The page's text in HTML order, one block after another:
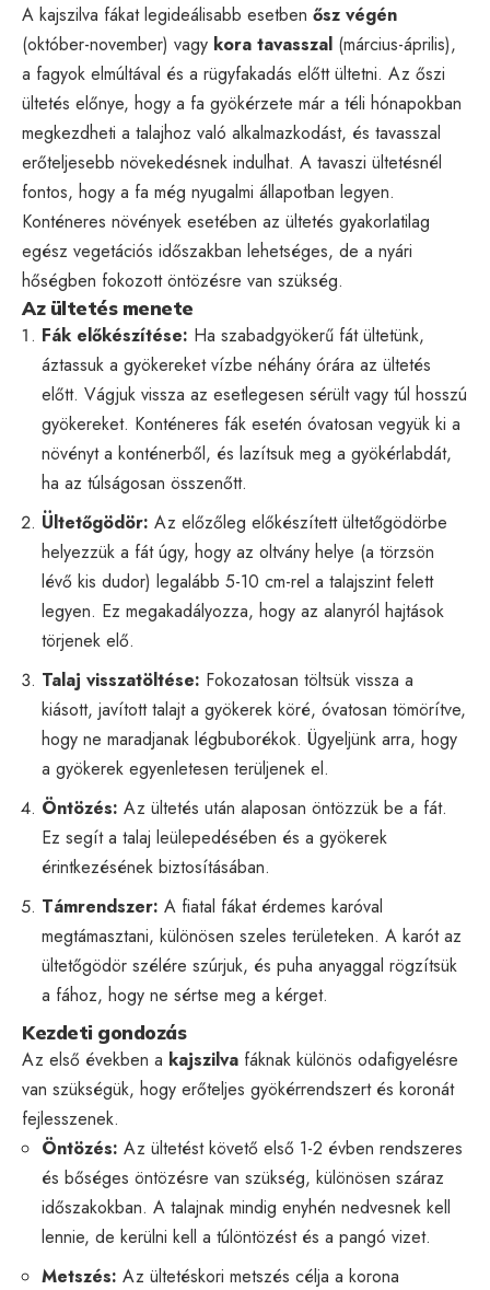
A kajszilva fákat legideálisabb esetben ősz végén
(október-november) vagy kora tavasszal (március-április),
a fagyok elmúltával és a rügyfakadás előtt ültetni. Az őszi
ültetés előnye, hogy a fa gyökérzete már a téli hónapokban
megkezdheti a talajhoz való alkalmazkodást, és tavasszal
erőteljesebb növekedésnek indulhat. A tavaszi ültetésnél
fontos, hogy a fa még nyugalmi állapotban legyen.
Konténeres növények esetében az ültetés gyakorlatilag
egész vegetációs időszakban lehetséges, de a nyári
hőségben fokozott öntözésre van szükség.
Az ültetés menete
Fák előkészítése: Ha szabadgyökerű fát ültetünk,
áztassuk a gyökereket vízbe néhány órára az ültetés
előtt. Vágjuk vissza az esetlegesen sérült vagy túl hosszú
gyökereket. Konténeres fák esetén óvatosan vegyük ki a
növényt a konténerből, és lazítsuk meg a gyökérlabdát,
ha az túlságosan összenőtt.
Ültetőgödör: Az előzőleg előkészített ültetőgödörbe
helyezzük a fát úgy, hogy az oltvány helye (a törzsön
lévő kis dudor) legalább 5-10 cm-rel a talajszint felett
legyen. Ez megakadályozza, hogy az alanyról hajtások
törjenek elő.
Talaj visszatöltése: Fokozatosan töltsük vissza a
kiásott, javított talajt a gyökerek köré, óvatosan tömörítve,
hogy ne maradjanak légbuborékok. Ügyeljünk arra, hogy
a gyökerek egyenletesen terüljenek el.
Öntözés: Az ültetés után alaposan öntözzük be a fát.
Ez segít a talaj leülepedésében és a gyökerek
érintkezésének biztosításában.
Támrendszer: A fiatal fákat érdemes karóval
megtámasztani, különösen szeles területeken. A karót az
ültetőgödör szélére szúrjuk, és puha anyaggal rögzítsük
a fához, hogy ne sértse meg a kérget.
Kezdeti gondozás
Az első években a kajszilva fáknak különös odafigyelésre
van szükségük, hogy erőteljes gyökérrendszert és koronát
fejlesszenek.
Öntözés: Az ültetést követő első 1-2 évben rendszeres
és bőséges öntözésre van szükség, különösen száraz
időszakokban. A talajnak mindig enyhén nedvesnek kell
lennie, de kerülni kell a túlöntözést és a pangó vizet.
Metszés: Az ültetéskori metszés célja a korona